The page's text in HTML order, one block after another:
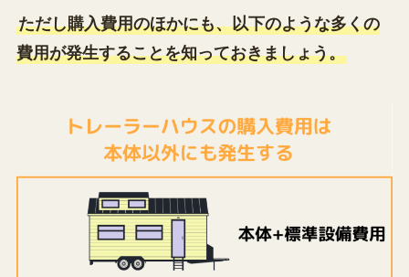
ただし購入費用のほかにも、以下のような多くの
費用が発生することを知っておきましょう。